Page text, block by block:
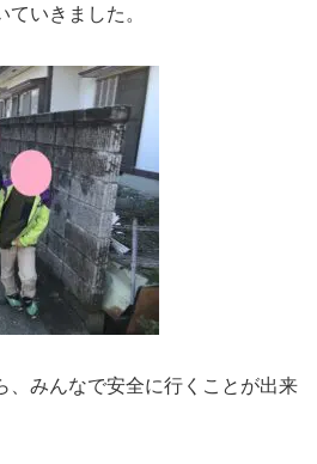
いきました。
、みんなで安全に行くことが出来